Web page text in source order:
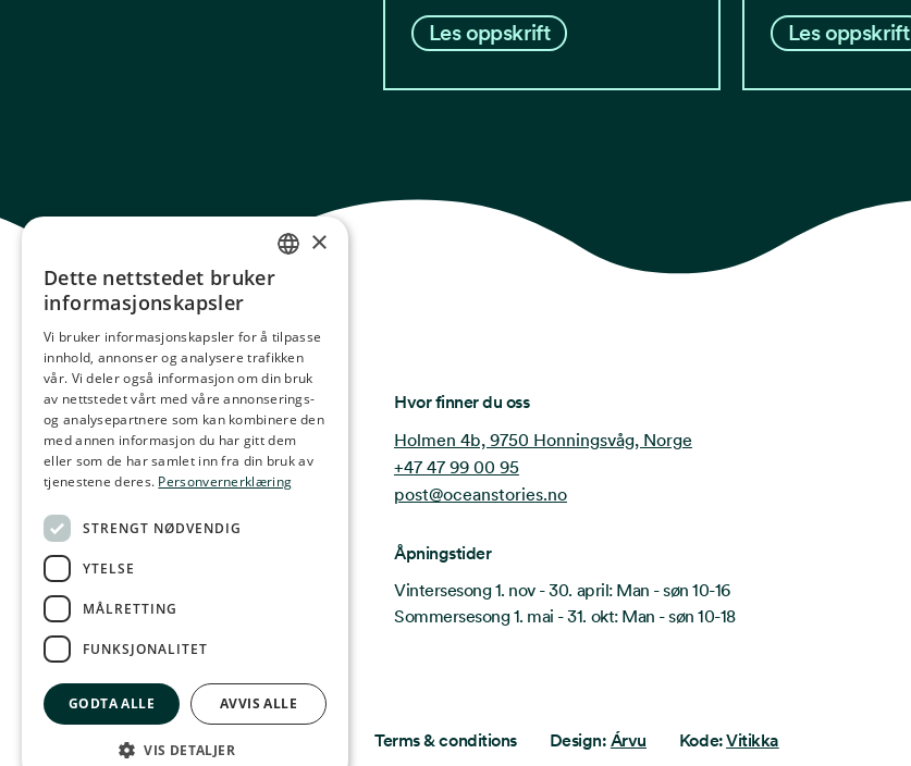
Les oppskrift Les oppskrift
Ocean Stories
Hvor finner du oss
Holmen 4b, 9750 Honningsvåg, Norge
+47 47 99 00 95
post@oceanstories.no
Åpningstider
Vintersesong 1. nov - 30. april: Man - søn 10-16
Sommersesong 1. mai - 31. okt: Man - søn 10-18
Privacy & Policy Terms & conditions Design: Árvu Kode:Vitikka
NORWEGIAN
GERMAN
FRENCH
SPANISH
FINNISH
×
Dette nettstedet bruker
informasjonskapsler
Vi bruker informasjonskapsler for å tilpasse
innhold, annonser og analysere trafikken
vår. Vi deler også informasjon om din bruk
av nettstedet vårt med våre annonserings-
og analysepartnere som kan kombinere den
med annen informasjon du har gitt dem
eller som de har samlet inn fra din bruk av
tjenestene deres. Personvernerklæring
STRENGT NØDVENDIG
YTELSE
MÅLRETTING
FUNKSJONALITET
GODTA ALLE AVVIS ALLE
VIS DETALJER